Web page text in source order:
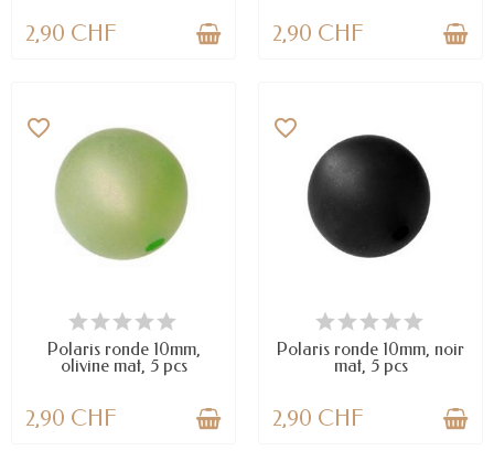
2,90 CHF 2,90 CHF
EN STOCK
favorite_border
Polaris ronde 10mm,
olivine mat, 5 pcs
2,90 CHF
EN STOCK
favorite_border
Polaris ronde 10mm, noir
mat, 5 pcs
2,90 CHF